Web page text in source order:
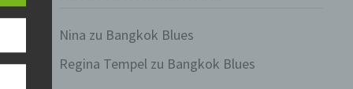
Nina zu Bangkok Blues
Regina Tempelzu Bangkok Blues
das